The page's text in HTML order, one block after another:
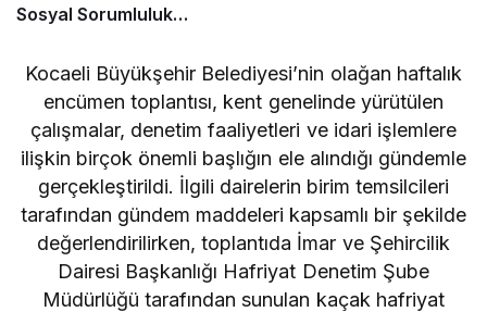
Sosyal Sorumluluk
Kocaeli Büyükşehir Belediyesi’nin olağan haftalık
encümen toplantısı, kent genelinde yürütülen
çalışmalar, denetim faaliyetleri ve idari işlemlere
ilişkin birçok önemli başlığın ele alındığı gündemle
gerçekleştirildi. İlgili dairelerin birim temsilcileri
tarafından gündem maddeleri kapsamlı bir şekilde
değerlendirilirken, toplantıda İmar ve Şehircilik
Dairesi Başkanlığı Hafriyat Denetim Şube
Müdürlüğü tarafından sunulan kaçak hafriyat